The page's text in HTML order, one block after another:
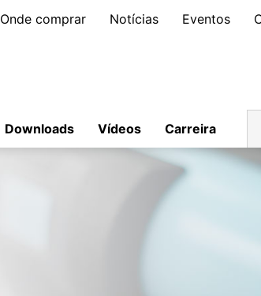
Onde comprar Notícias Eventos
Downloads Vídeos Carreira